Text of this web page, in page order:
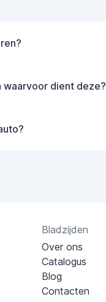
waarvoor dient deze?
Bladzijden
Over ons
Catalogus
Blog
Contacten